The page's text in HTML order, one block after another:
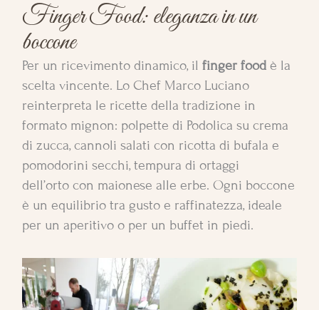
Finger Food: eleganza in un
boccone
Per un ricevimento dinamico, il finger foodè la
scelta vincente. Lo Chef Marco Luciano
reinterpreta le ricette della tradizione in
formato mignon: polpette di Podolica su crema
di zucca, cannoli salati con ricotta di bufala e
pomodorini secchi, tempura di ortaggi
dell’orto con maionese alle erbe. Ogni boccone
è un equilibrio tra gusto e raffinatezza, ideale
per un aperitivo o per un buffet in piedi.